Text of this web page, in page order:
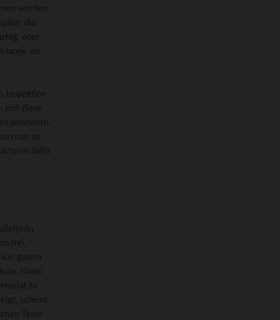
worden,
die
oder
vor
Inspektion
diese
verändern,
nun an
dafür
frei,
gutem
Dabei
zu
scheint
Team